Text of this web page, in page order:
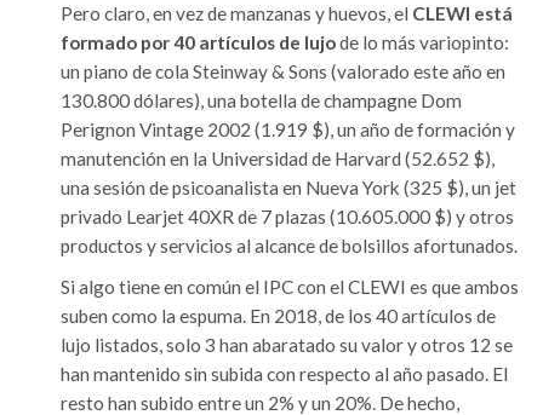
Pero claro, en vez de manzanas y huevos, el CLEWI está
formado por 40 artículos de lujode lo más variopinto:
un piano de cola Steinway & Sons (valorado este año en
130.800 dólares), una botella de champagne Dom
Perignon Vintage 2002 (1.919 $), un año de formación y
manutención en la Universidad de Harvard (52.652 $),
una sesión de psicoanalista en Nueva York (325 $), un jet
privado Learjet 40XR de 7 plazas (10.605.000 $) y otros
productos y servicios al alcance de bolsillos afortunados.
Si algo tiene en común el IPC con el CLEWI es que ambos
suben como la espuma. En 2018, de los 40 artículos de
lujo listados, solo 3 han abaratado su valor y otros 12 se
han mantenido sin subida con respecto al año pasado. El
resto han subido entre un 2% y un 20%. De hecho,